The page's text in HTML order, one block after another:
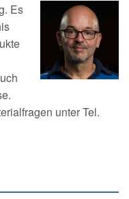
Es
unter Tel.